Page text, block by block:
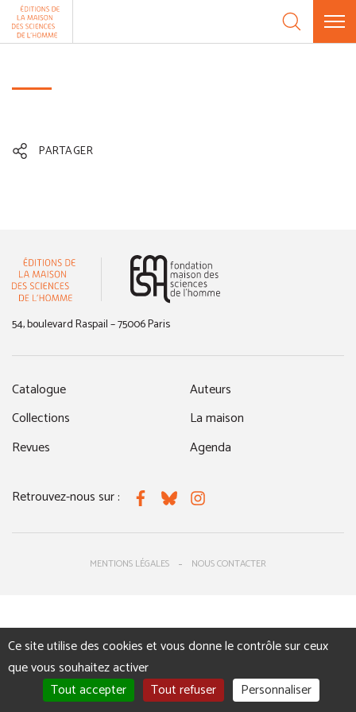
Aller au contenu
PARTAGER
54, boulevard Raspail – 75006 Paris
Catalogue
Collections
Revues
Auteurs
La maison
Agenda
Retrouvez-nous sur : FacebookBlueskyInstagram
MENTIONS LÉGALES NOUS CONTACTER
Panneau de gestion des cookies
Ce site utilise des cookies et vous donne le contrôle sur ceux
que vous souhaitez activer
Tout accepter
Tout refuser Personnaliser